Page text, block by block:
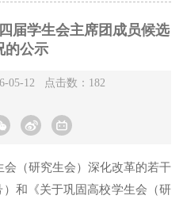
届学生会主席团成员候选
的公示
05-12 点击数： 182
（研究生会）深化改革的若干
）和《关于巩固高校学生会（研